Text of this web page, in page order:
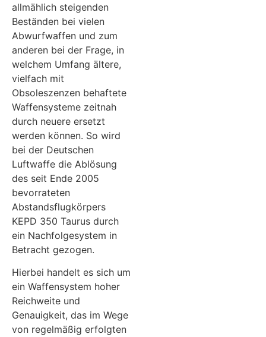
allmählich steigenden
Beständen bei vielen
Abwurfwaffen und zum
anderen bei der Frage, in
welchem Umfang ältere,
vielfach mit
Obsoleszenzen behaftete
Waffensysteme zeitnah
durch neuere ersetzt
werden können. So wird
bei der Deutschen
Luftwaffe die Ablösung
des seit Ende 2005
bevorrateten
Abstandsflugkörpers
KEPD 350 Taurus durch
ein Nachfolgesystem in
Betracht gezogen.
Hierbei handelt es sich um
ein Waffensystem hoher
Reichweite und
Genauigkeit, das im Wege
von regelmäßig erfolgten